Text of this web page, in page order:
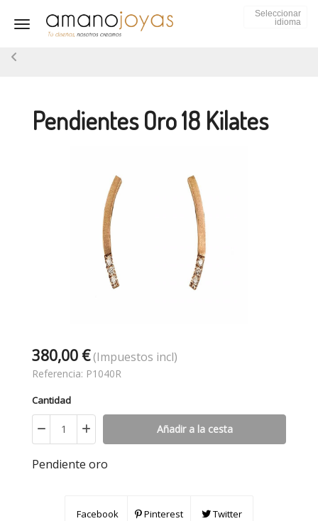
Seleccionar
idioma
Toggle navigation
Pendientes Oro 18 Kilates
380,00 €(Impuestos incl)
Referencia: P1040R
Cantidad
Añadir a la cesta
Pendiente oro
Facebook Pinterest Twitter